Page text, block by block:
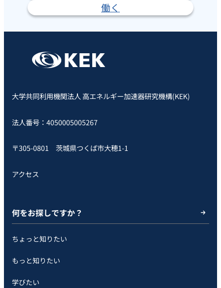
働く
大学共同利用機関法人 高エネルギー加速器研究機構(KEK)
法人番号：4050005005267
〒305-0801 茨城県つくば市大穂1-1
アクセス
何をお探しですか？
ちょっと知りたい
もっと知りたい
学びたい